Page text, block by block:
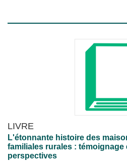
LIVRE
L'étonnante histoire des
familiales rurales : témoignage
perspectives